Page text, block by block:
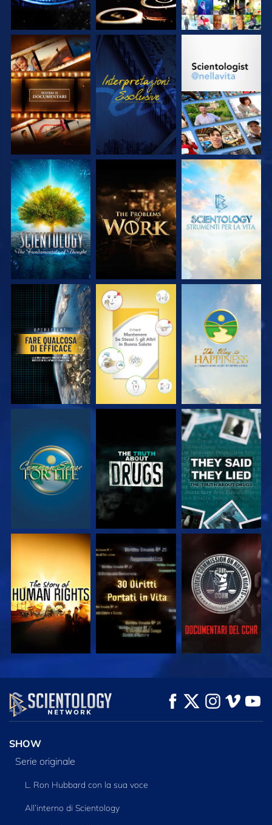
ESPLORA LE
SERIE
GUARDA
ESPLORA LE
ESPLORA LE
SERIE
ESPLORA LE
SERIE
ESPLORA LE
SERIE
GUARDA GUARDA GUARDA
GUARDA GUARDA GUARDA
GUARDA GUARDA GUARDA
GUARDA
ESPLORA LE
SERIE
SHOW
Serie originale
L. Ron Hubbard con la sua voce
All’interno di Scientology